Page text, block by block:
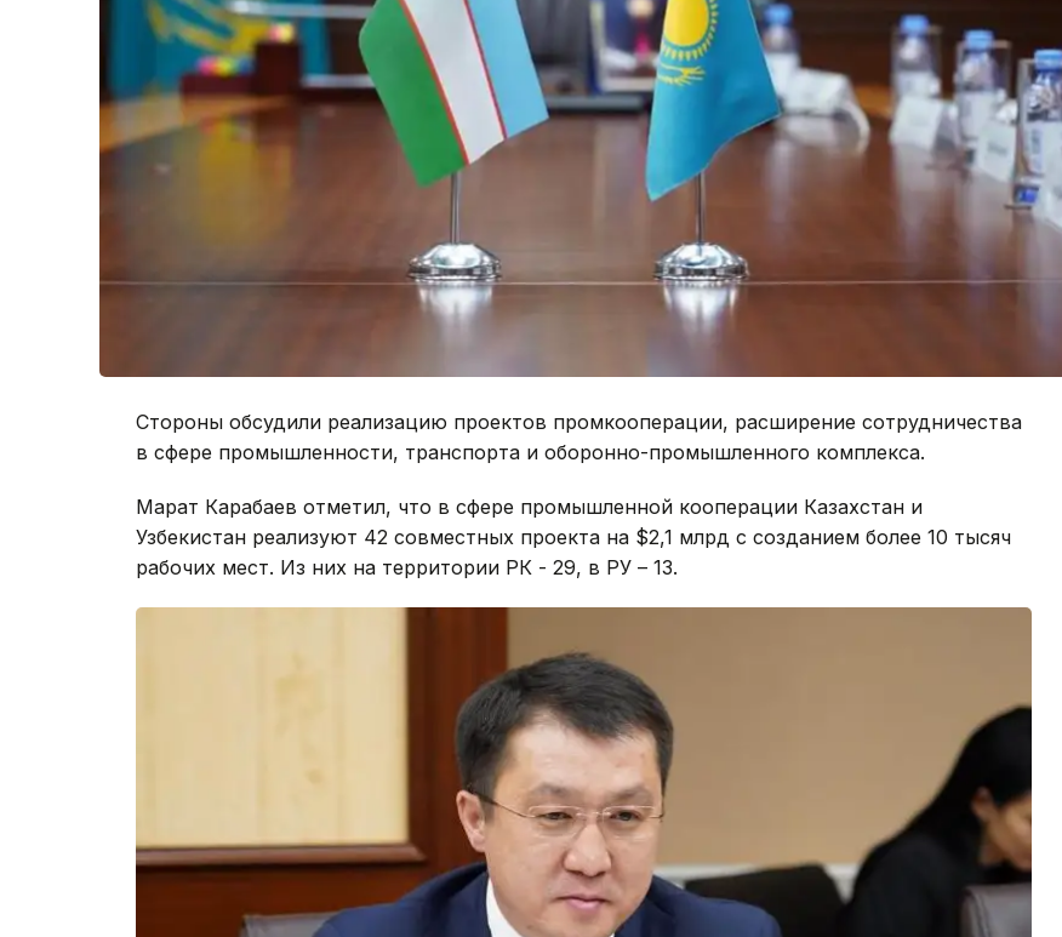
Стороны обсудили реализацию проектов промкооперации, расширение сотрудничества
в сфере промышленности, транспорта и оборонно-промышленного комплекса.
Марат Карабаев отметил, что в сфере промышленной кооперации Казахстан и
Узбекистан реализуют 42 совместных проекта на $2,1 млрд с созданием более 10 тысяч
рабочих мест. Из них на территории РК - 29, в РУ – 13.